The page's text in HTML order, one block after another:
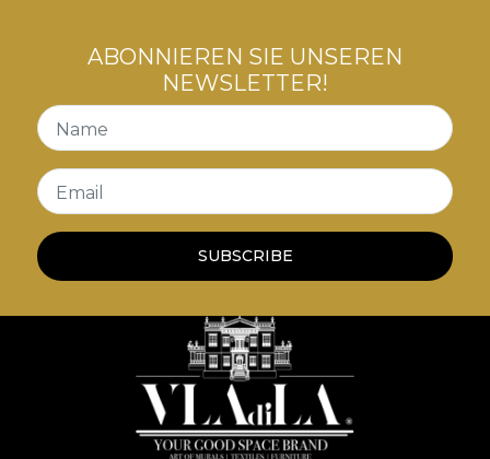
ABONNIEREN SIE UNSEREN
NEWSLETTER!
Name
Email
SUBSCRIBE